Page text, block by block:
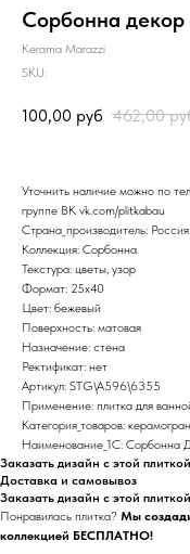
Сорбонна
Kerama Marazzi
SKU:
100,00 руб 462,00
Уточнить наличие можно по
группе ВК vk.com/plitkabau
Страна_производитель: Россия
Коллекция: Сорбонна
Текстура: цветы, узор
Формат: 25x40
Цвет: бежевый
Поверхность: матовая
Назначение: стена
Ректификат: нет
Артикул: STG\A596\6355
Применение: плитка для
Категория_товаров:
Наименование_1С: Сорбонна
Заказать дизайн с этой плиткой
Доставка и самовывоз
Заказать дизайн с этой плиткой
Понравилась плитка? Мы
коллекцией БЕСПЛАТНО!